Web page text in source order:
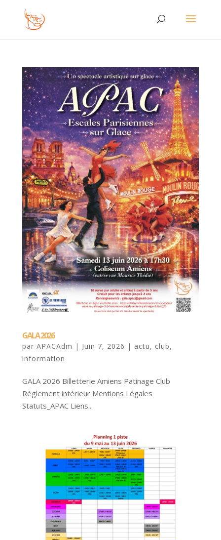
GALA 2026
par APACAdm | Juin 7, 2026 | actu, club,
information
GALA 2026 Billetterie Amiens Patinage Club
Règlement intérieur Mentions Légales
Statuts_APAC Liens...